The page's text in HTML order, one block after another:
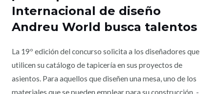
Internacional de diseño
Andreu World busca talentos
La 19º edición del concurso solicita a los diseñadores que
utilicen su catálogo de tapicería en sus proyectos de
asientos. Para aquellos que diseñen una mesa, uno de los
materiales que se pueden emplear para su construcción, -